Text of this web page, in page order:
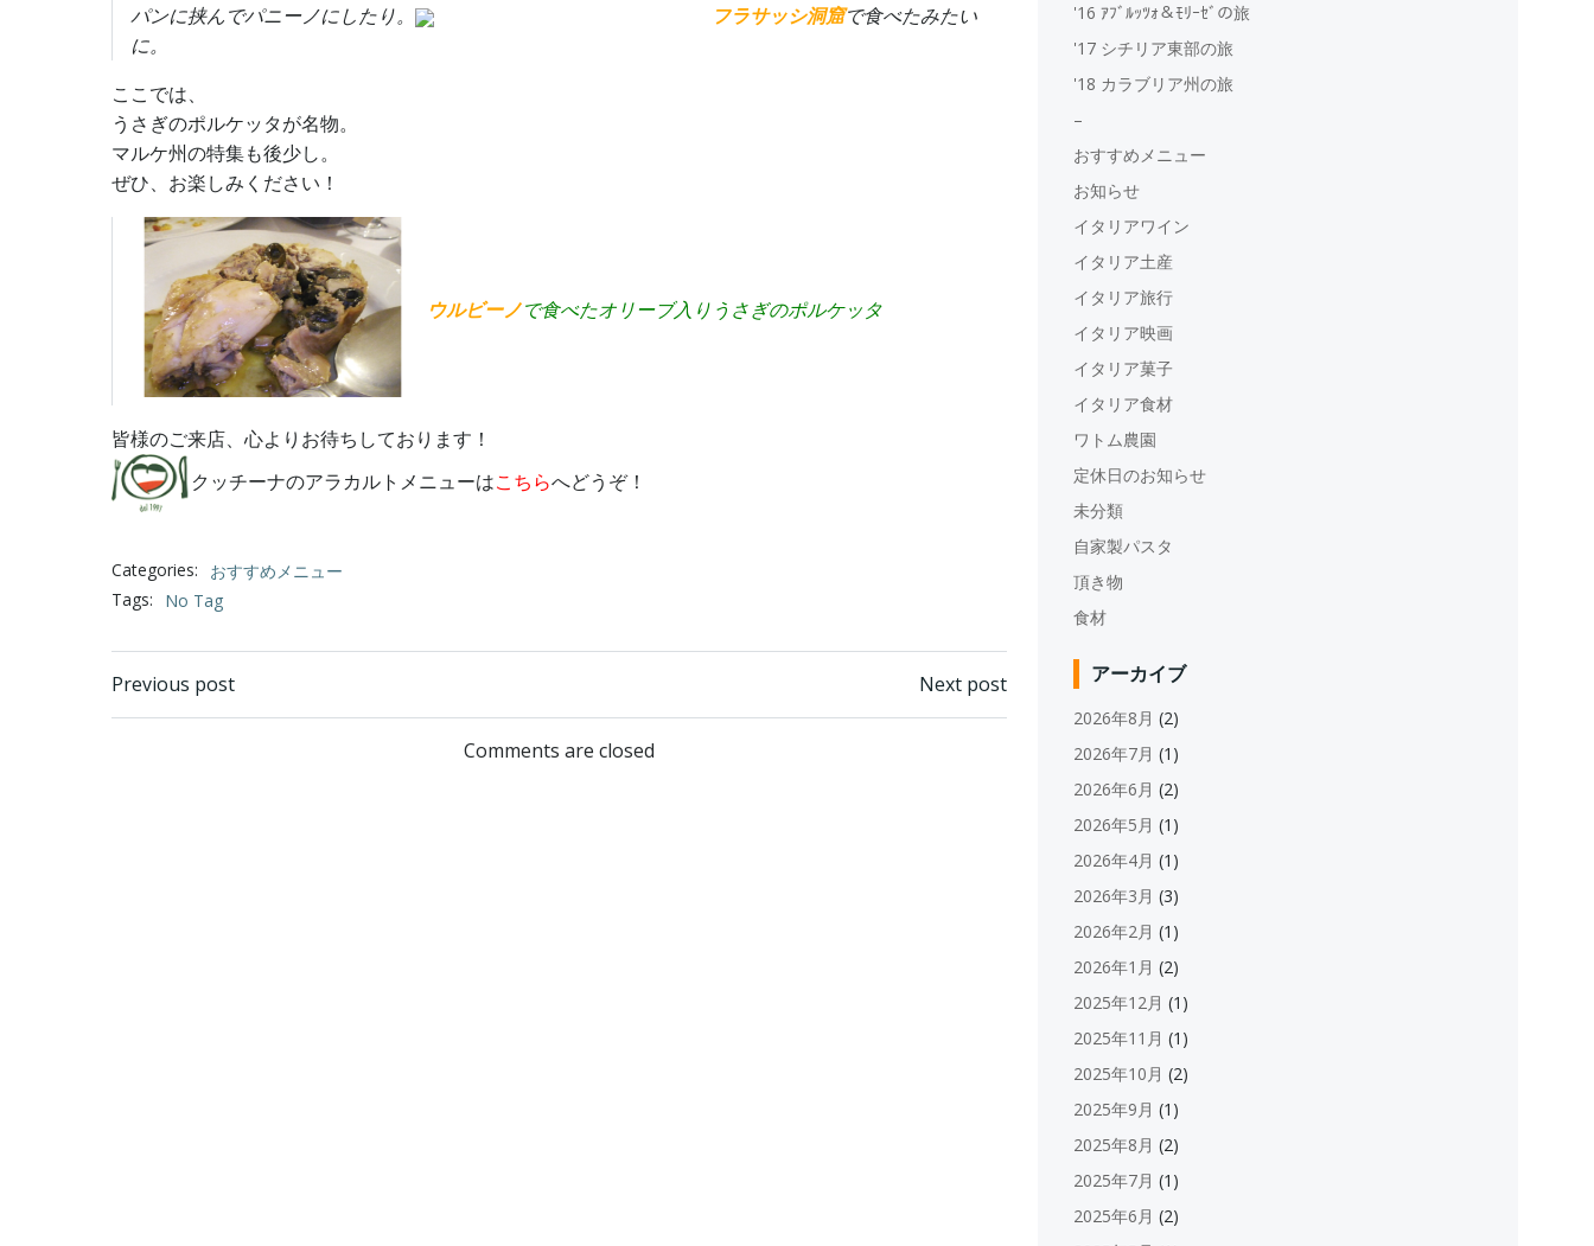
パンに挟んでパニーノにしたり。
フラサッシ洞窟で食べたみたい
に。
ここでは、
うさぎのポルケッタが名物。
マルケ州の特集も後少し。
ぜひ、お楽しみください！
ウルビーノで食べたオリーブ入りうさぎのポルケッタ
皆様のご来店、心よりお待ちしております！
クッチーナのアラカルトメニューはこちらへどうぞ！
Categories:
おすすめメニュー
Tags:
No Tag
Post
Previous post
navigation
Next post
Comments are closed
'16 ｱﾌﾞﾙｯﾂｫ＆ﾓﾘｰｾﾞの旅
'17 シチリア東部の旅
'18 カラブリア州の旅
–
おすすめメニュー
お知らせ
イタリアワイン
イタリア土産
イタリア旅行
イタリア映画
イタリア菓子
イタリア食材
ワトム農園
定休日のお知らせ
未分類
自家製パスタ
頂き物
食材
アーカイブ
2026年8月 (2)
2026年7月 (1)
2026年6月 (2)
2026年5月 (1)
2026年4月 (1)
2026年3月 (3)
2026年2月 (1)
2026年1月 (2)
2025年12月 (1)
2025年11月 (1)
2025年10月 (2)
2025年9月 (1)
2025年8月 (2)
2025年7月 (1)
2025年6月 (2)